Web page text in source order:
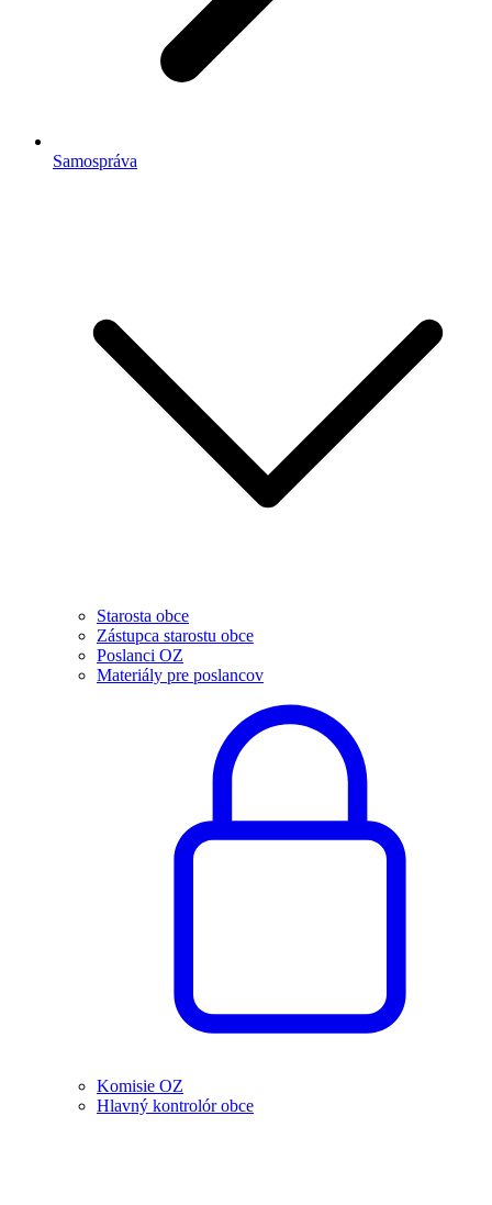
Samospráva
Starosta obce
Zástupca starostu obce
Poslanci OZ
Materiály pre poslancov
Komisie OZ
Hlavný kontrolór obce